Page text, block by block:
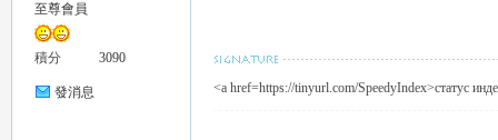
至尊會員
積分 3090
發消息 <a href=https://tinyurl.com/SpeedyIndex>статус